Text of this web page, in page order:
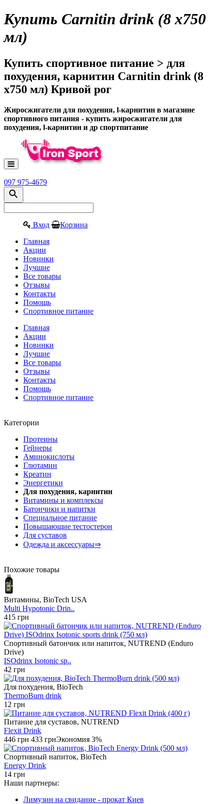
Купить Carnitin drink (8 x750
мл)
Купить спортивное питание > для
похудения, карнитин Carnitin drink (8
x750 мл) Кривой рог
Жиросжигатели для похудения, l-карнитин в магазине
спортивного питания - купить жиросжигатели для
похудения, l-карнитин и др спортпитание
097 975-4679
Вход Корзина
Главная
Акции
Новинки
Лучшие
Все товары
Отзывы
Контакты
Помощь
Спортивное питание
Главная
Акции
Новинки
Лучшие
Все товары
Отзывы
Контакты
Помощь
Спортивное питание
Категории
Протеины
Гейнеры
Аминокислоты
Глютамин
Креатин
Энергетики
Для похудения, карнитин
Витамины и комплексы
Батончики и напитки
Специальное питание
Повышающие тестостерон
Для суставов
Одежда и аксессуары⇒
Похожие товары
Витамины, BioTech USA
Multi Hypotonic Drin..
415 грн
Спортивный батончик или напиток, NUTREND (Enduro
Drive)
ISOdrinx Isotonic sp..
42 грн
Для похудения, BioTech
ThermoBurn drink
12 грн
Питание для суставов, NUTREND
Flexit Drink
446 грн 433 грнЭкономия 3%
Спортивный напиток, BioTech
Energy Drink
14 грн
Наши партнеры:
Лимузин на свидание - прокат Киев